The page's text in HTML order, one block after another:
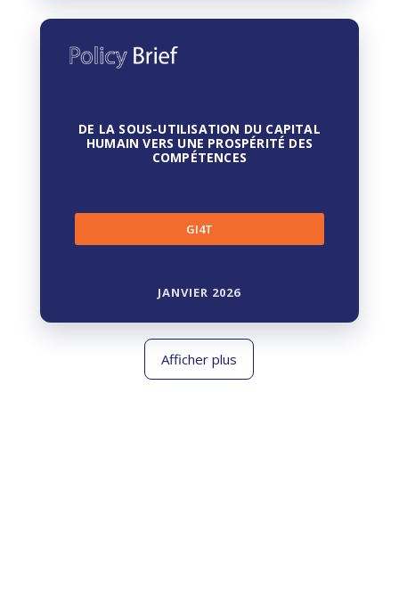
DE LA SOUS-UTILISATION DU CAPITAL
HUMAIN VERS UNE PROSPÉRITÉ DES
COMPÉTENCES
GI4T
JANVIER 2026
Afficher plus